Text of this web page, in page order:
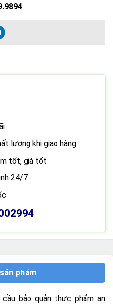
lượng khi giao hàng
tốt, giá tốt
24/7
phẩm
bảo quản thực phẩm an